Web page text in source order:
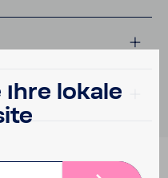
Ihre lokale